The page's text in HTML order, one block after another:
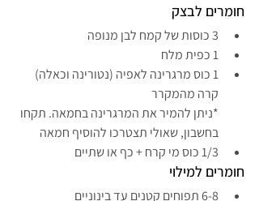
חומרים לבצק
3 כוסות של קמח לבן מנופה
1 כפית מלח
1 כוס מרגרינה לאפיה (נטורינה וכאלה)
קרה מהמקרר
*ניתן להמיר את המרגרינה בחמאה. תקחו
בחשבון, שאולי תצטרכו להוסיף חמאה
1/3 כוס מי קרח + כף או שתיים
חומרים למילוי
6-8 תפוחים קטנים עד בינוניים